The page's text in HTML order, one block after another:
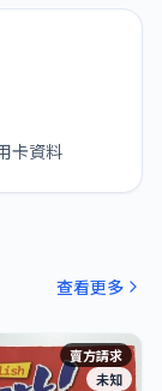
卡資料
查看更多
賣方請求
未知